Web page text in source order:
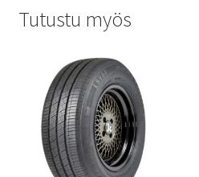
Tutustu myös